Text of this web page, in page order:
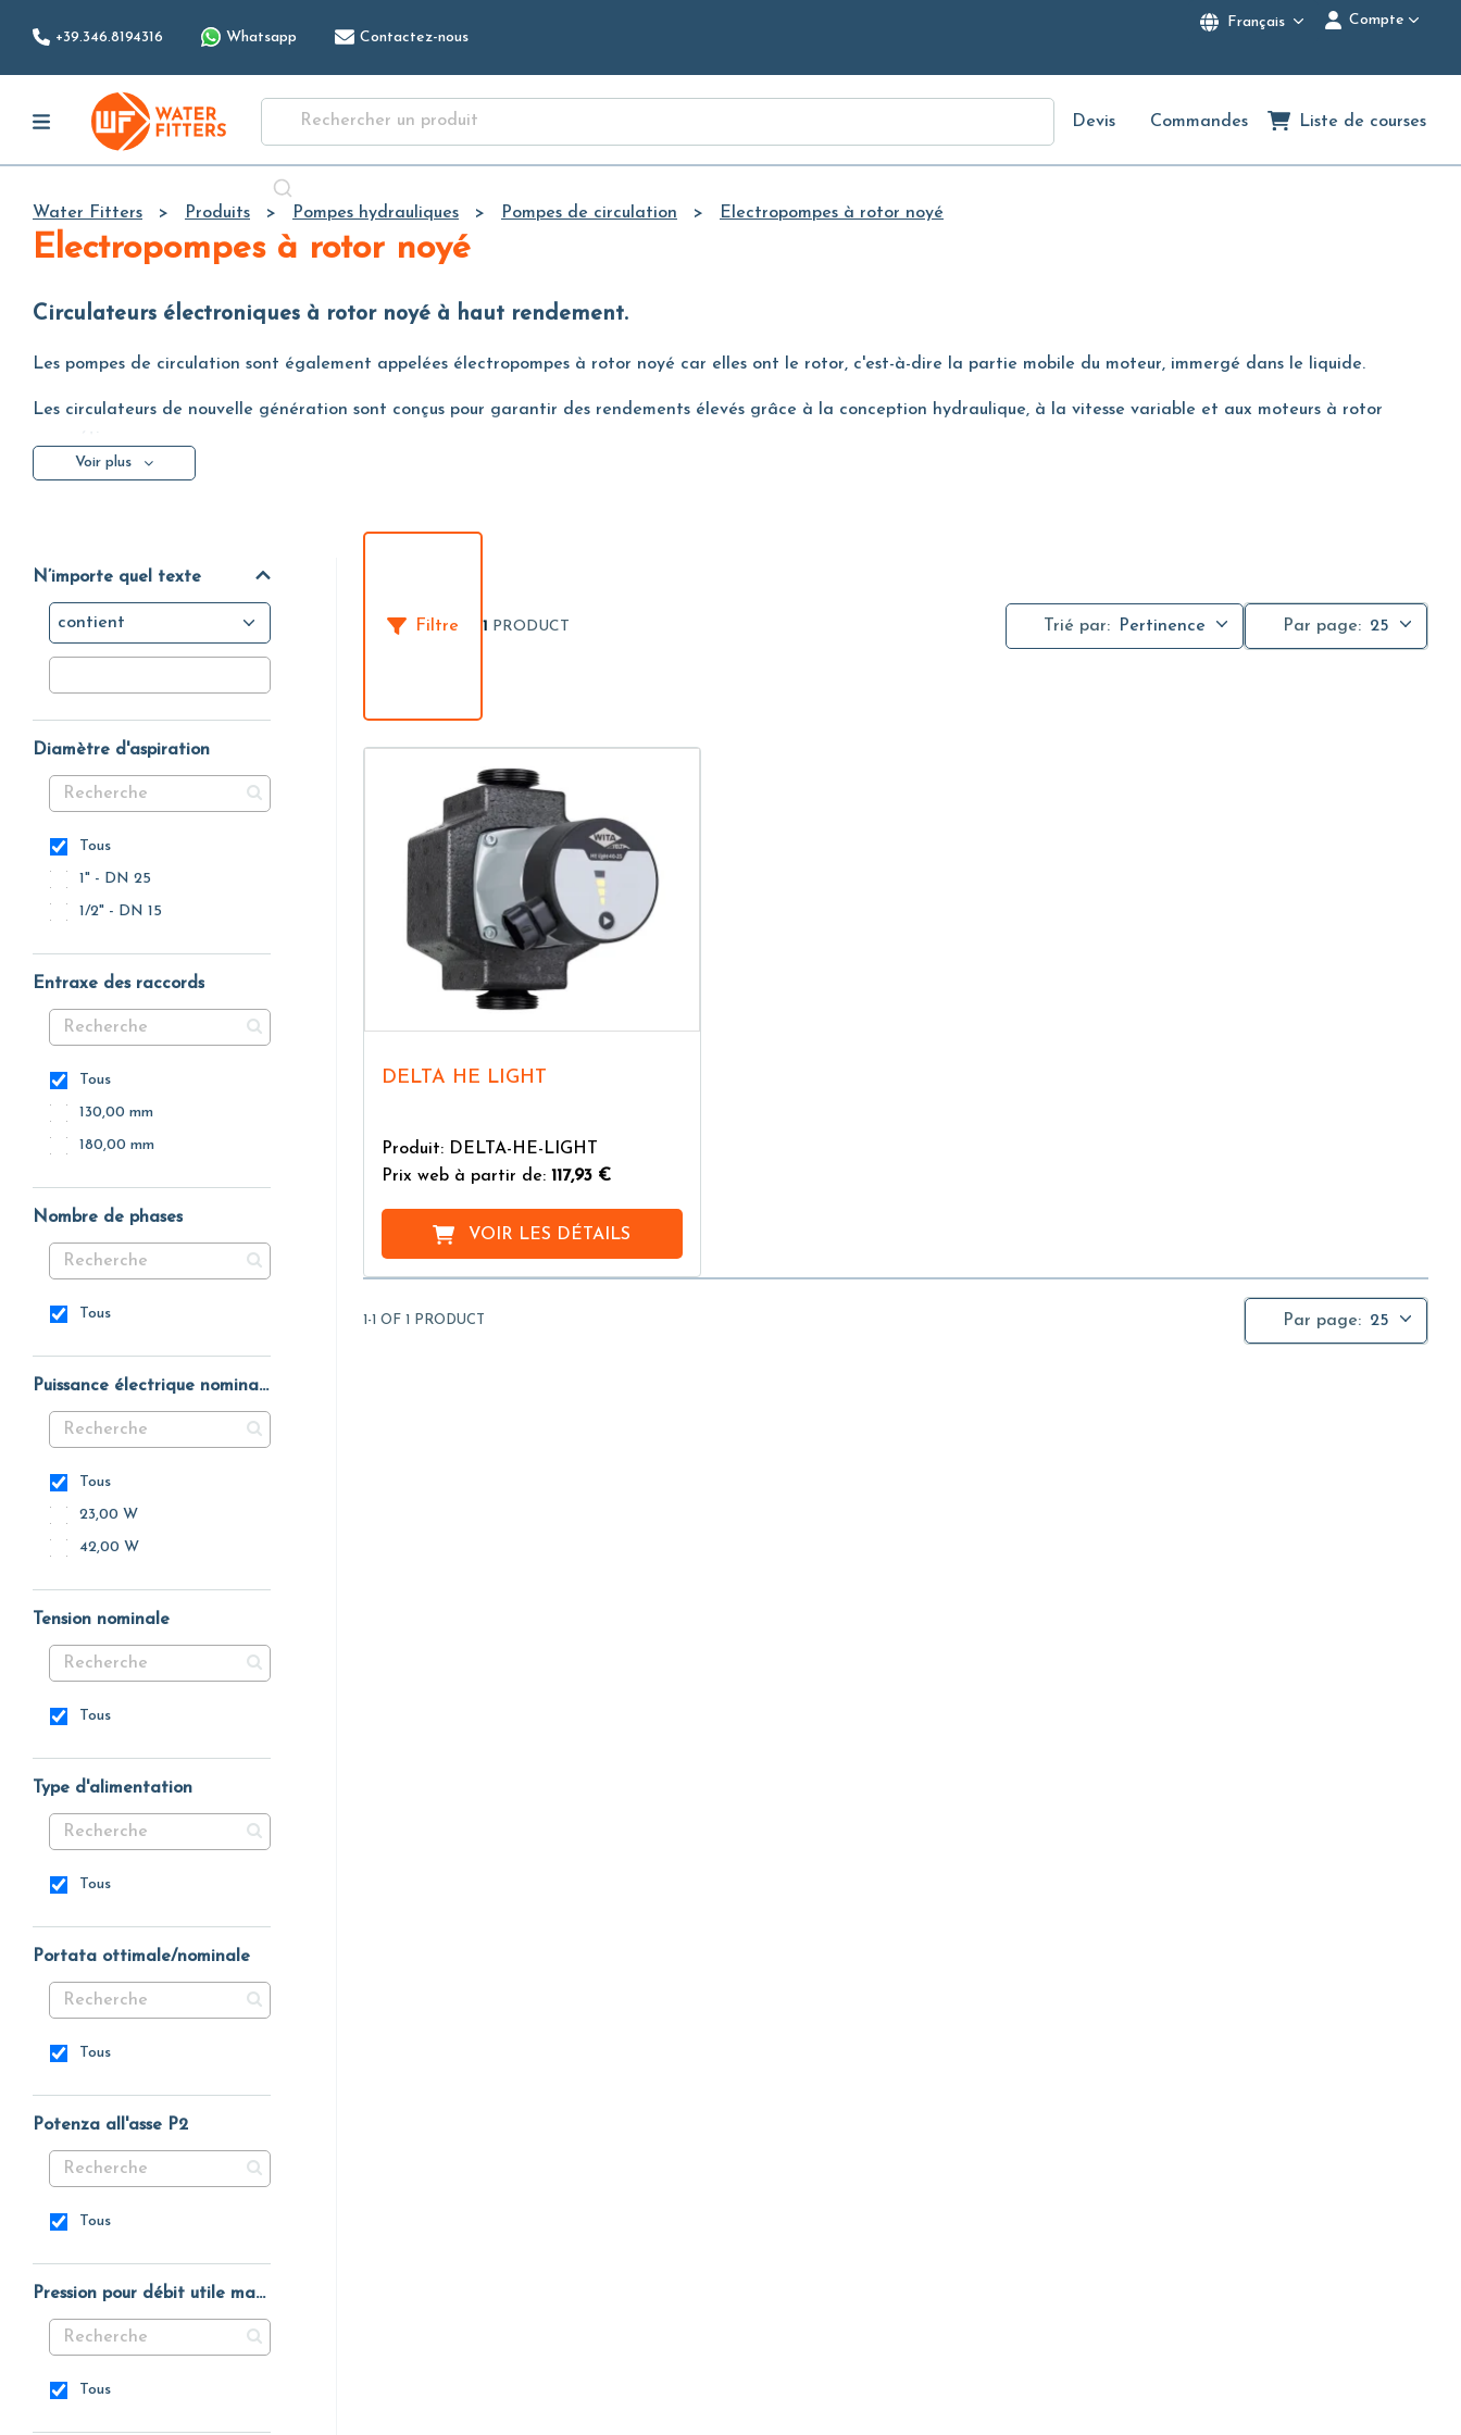
+39.346.8194316 Whatsapp Contactez-nous
Français Compte
Devis Commandes Liste de courses
Water Fitters Produits Pompes hydrauliques Pompes de circulation Electropompes à rotor noyé
Electropompes à rotor noyé
Circulateurs électroniques à rotor noyé à haut rendement.
Les pompes de circulation sont également appelées électropompes à rotor noyé car elles ont le rotor, c'est-à-dire la partie mobile du moteur, immergé dans le liquide.
Les circulateurs de nouvelle génération sont conçus pour garantir des rendements élevés grâce à la conception hydraulique, à la vitesse variable et aux moteurs à rotor
magnétique.
Voir plus
N’importe quel texte
contient
Diamètre d'aspiration
Tous
1" - DN 25
1/2" - DN 15
Entraxe des raccords
Tous
130,00 mm
180,00 mm
Nombre de phases
Tous
Puissance électrique nominale P1
Tous
23,00 W
42,00 W
Tension nominale
Tous
Type d'alimentation
Tous
Portata ottimale/nominale
Tous
Potenza all'asse P2
Tous
Pression pour débit utile maximal
Tous
Filtre 1 PRODUCT Trié par: Pertinence Par page: 25
DELTA HE LIGHT
Produit: DELTA-HE-LIGHT
Prix web à partir de: 117,93 €
VOIR LES DÉTAILS
1-1 OF 1 PRODUCT Par page: 25